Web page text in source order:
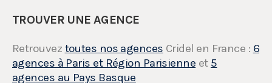
TROUVER UNE AGENCE
Retrouvez toutes nos agences Cridel en France : 6
agences à Paris et Région Parisienne et 5
agences au Pays Basque